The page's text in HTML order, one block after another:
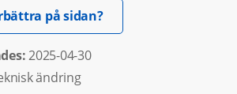
på sidan?Öppnas i nytt fönster.
2025-04-30
ändring